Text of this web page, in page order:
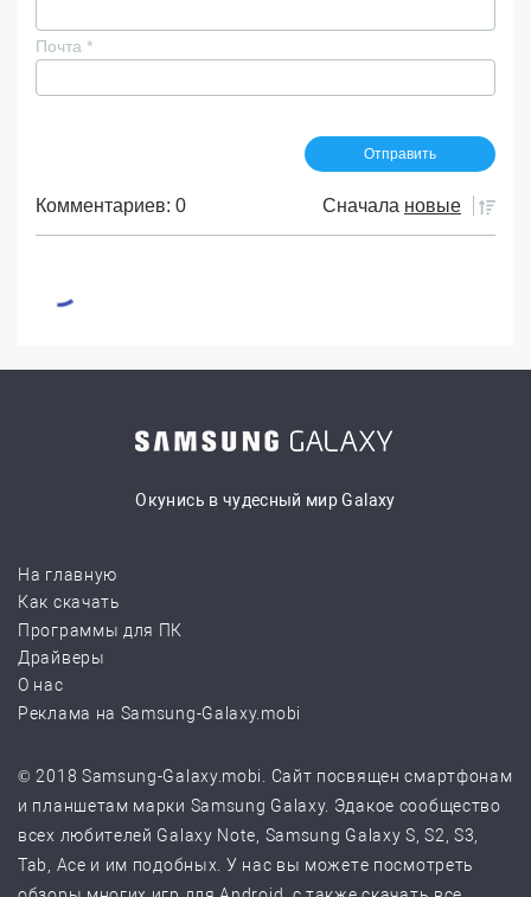
Почта *
Комментариев: 0 Сначала новые
Окунись в чудесный мир Galaxy
На главную
Как скачать
Программы для ПК
Драйверы
О нас
Реклама на Samsung-Galaxy.mobi
© 2018 Samsung-Galaxy.mobi. Сайт посвящен смартфонам
и планшетам марки Samsung Galaxy. Эдакое сообщество
всех любителей Galaxy Note, Samsung Galaxy S, S2, S3,
Tab, Ace и им подобных. У нас вы можете посмотреть